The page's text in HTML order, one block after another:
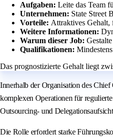
Aufgaben: Leite das Team
Unternehmen: State Street
Vorteile: Attraktives
Weitere Informationen:
Warum dieser Job:
Qualifikationen:
Das prognostizierte Gehalt liegt
Innerhalb der Organisation des
komplexen Operationen für
Outsourcing- und
Die Rolle erfordert starke